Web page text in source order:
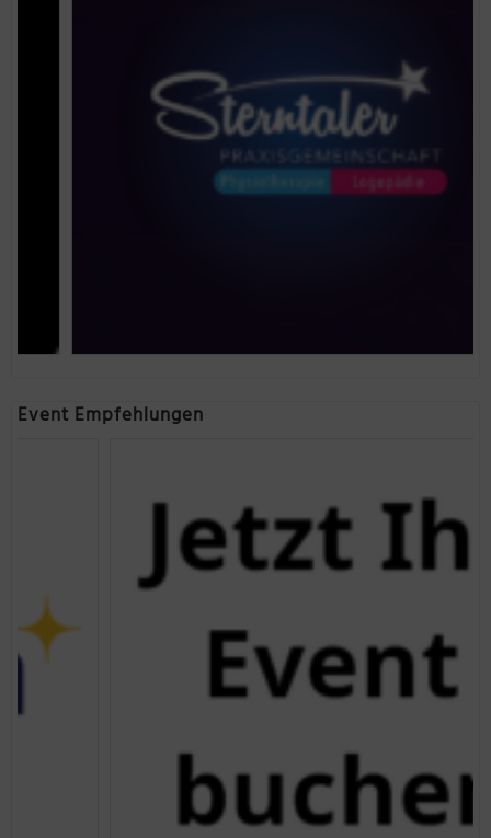
Event Empfehlungen